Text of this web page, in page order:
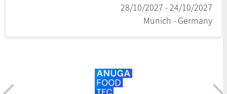
24/10/2027 - 28/10/2027
Munich - Germany